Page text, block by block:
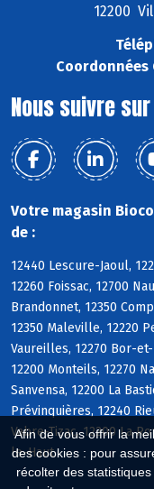
Afin de vous offrir la
des cookies : pour
récolter des
12200
Coordonnées
Nous suivre sur
Votre magasin
de :
12440 Lescure-Jaoul,
12260 Foissac, 12700
Brandonnet, 12350
12350 Maleville, 12220
Vaureilles, 12270 Bor-et-
12200 Monteils, 12270
Sanvensa, 12200 La
Prévinquières, 12240
Vabre-Tizac, 12200 La
le-Haut